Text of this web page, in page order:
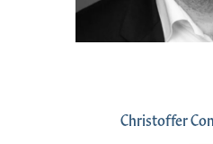
Christoffer